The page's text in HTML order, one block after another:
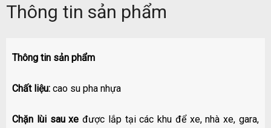
Thông tin sản phẩm
Thông tin sản phẩm
Chất liệu: cao su pha nhựa
Chặn lùi sau xe được lắp tại các khu để xe, nhà xe, gara,